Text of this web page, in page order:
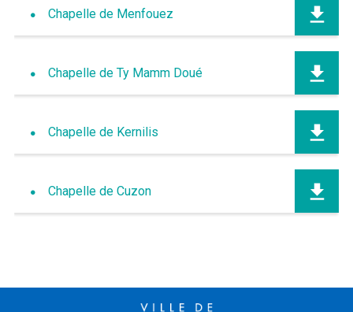
Chapelle de Menfouez
Chapelle de Ty Mamm Doué
Chapelle de Kernilis
Chapelle de Cuzon